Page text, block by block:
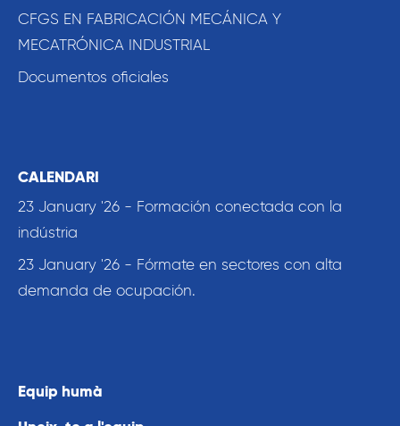
CFGS EN FABRICACIÓN MECÁNICA Y
MECATRÓNICA INDUSTRIAL
Documentos oficiales
CALENDARI
23 January '26 - Formación conectada con la
indústria
23 January '26 - Fórmate en sectores con alta
demanda de ocupación.
Equip humà